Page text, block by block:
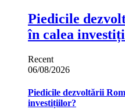
Piedicile
în calea
Recent
06/08/2026
Piedicile dezvoltării
investițiilor?